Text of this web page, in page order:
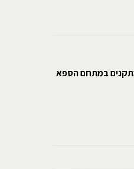
במתחם הספא